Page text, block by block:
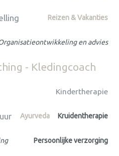
Reizen & Vakanties
en advies
- Kledingcoach
Kindertherapie
Ayurveda Kruidentherapie
Persoonlijke verzorging